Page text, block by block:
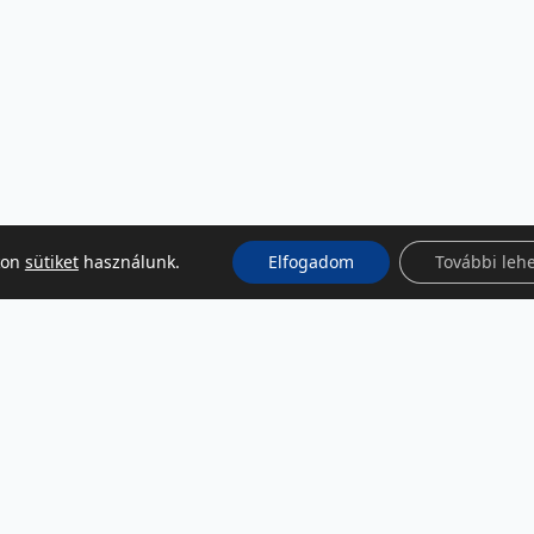
sütikethasználunk. Elfogadom További